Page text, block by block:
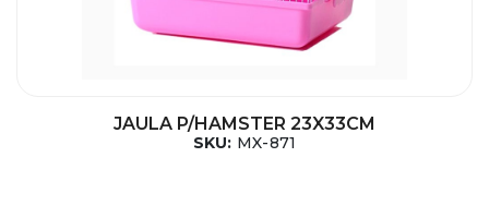
JAULA P/HAMSTER 23X33CM
SKU: MX-871